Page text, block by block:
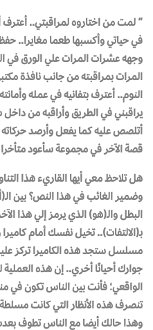
” لمت من اختاروه لمراقبتي.. أعترف
في حياتي وأكسبها طعما مغايرا..
وجهه عشرات المرات علي الورق في
المرات بمراقبته من جانب نافذة
النوم.. أعترف بتفانيه في عمله
يراقبني في الطريق وأراقبه من
أتلصص عليه كما يفعل وأرصد حركاته
قصة الآخر في مجموعة سأعود متأخرا
هل تلاحظ معي أيها القاريء هذا
وضمير الغائب في هذا النص؟ بين
البطل والـ(هو) الذي يرمز إلي هذا
بـ(الالتفات).. تخيل نفسك أمام
مسلسل ستجد هذه الكاميرا تركز
جوارك أحيانًا أخري.. إن هذه
الواقعي؛ فأنت بين الناس تكون في
تنصرف هذه الأنظار التي كانت
وهذا حالك أيضا مع الناس تطوف